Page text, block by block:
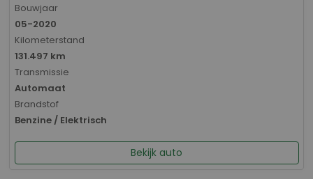
Bouwjaar
05-2020
Kilometerstand
131.497 km
Transmissie
Automaat
Brandstof
Benzine / Elektrisch
Bekijk auto